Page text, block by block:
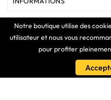
Notre boutique utilise des
utilisateur et nous vous
pour profiter
MAGASIN
VOTRE COMPTE